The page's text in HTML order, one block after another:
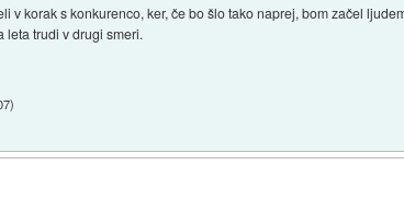
v korak s konkurenco, ker, če bo šlo tako naprej, bom začel
leta trudi v drugi smeri.
)